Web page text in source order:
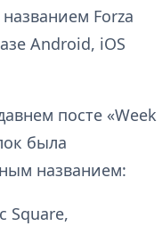
Forza
Android, iOS
посте «Week
была
названием:
Square,